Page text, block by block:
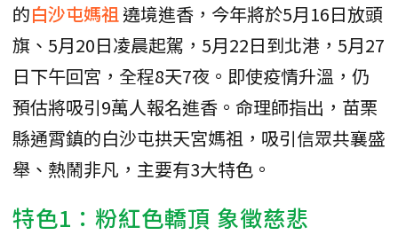
的白沙屯媽祖遶境進香，今年將於5月16日放頭
旗、5月20日凌晨起駕，5月22日到北港，5月27
日下午回宮，全程8天7夜。即使疫情升溫，仍
預估將吸引9萬人報名進香。命理師指出，苗栗
縣通霄鎮的白沙屯拱天宮媽祖，吸引信眾共襄盛
舉、熱鬧非凡，主要有3大特色。
特色1：粉紅色轎頂 象徵慈悲